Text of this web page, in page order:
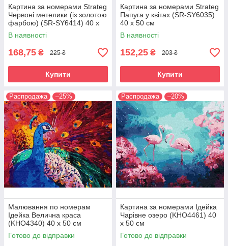
Картина за номерами Strateg
Червоні метелики (із золотою
фарбою) (SR-SY6414) 40 х
50 см
В наявності
168,75 ₴ 225 ₴
Купити
Картина за номерами Strateg
Папуга у квітах (SR-SY6035)
40 х 50 см
В наявності
152,25 ₴ 203 ₴
Купити
Распродажа –25%
Малювання по номерам
Ідейка Велична краса
(KHO4340) 40 х 50 см
Готово до відправки
Распродажа –20%
Картина за номерами Ідейка
Чарівне озеро (KHO4461) 40
х 50 см
Готово до відправки